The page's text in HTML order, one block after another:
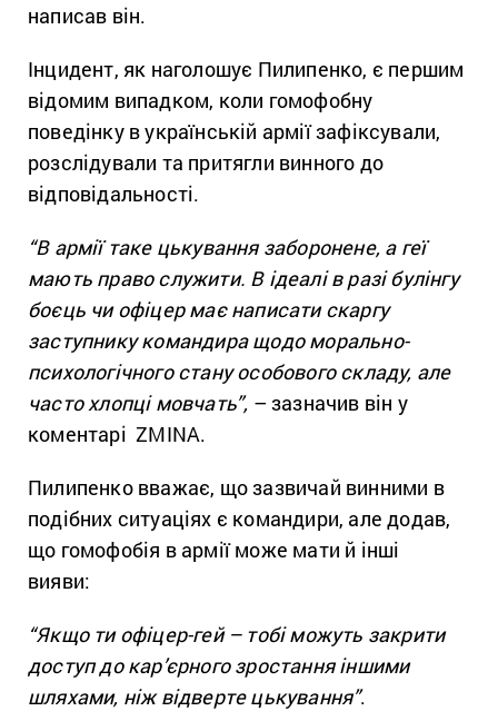
написав він.
Інцидент, як наголошує Пилипенко, є першим
відомим випадком, коли гомофобну
поведінку в українській армії зафіксували,
розслідували та притягли винного до
відповідальності.
“В армії таке цькування заборонене, а геї
мають право служити. В ідеалі в разі булінгу
боєць чи офіцер має написати скаргу
заступнику командира щодо морально-
психологічного стану особового складу, але
часто хлопці мовчать”, – зазначив він у
коментарі ZMINA.
Пилипенко вважає, що зазвичай винними в
подібних ситуаціях є командири, але додав,
що гомофобія в армії може мати й інші
вияви:
“Якщо ти офіцер-гей – тобі можуть закрити
доступ до кар’єрного зростання іншими
шляхами, ніж відверте цькування”.